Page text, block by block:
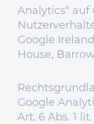
Analytics“ auf
Google
House,
Google
Art. 6 Abs. 1